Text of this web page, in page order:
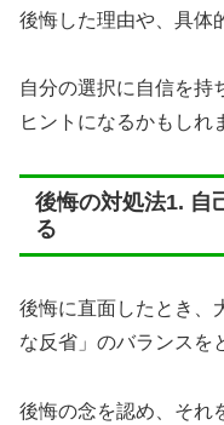
後悔した理由や、具体
自分の選択に自信を持
ヒントになるかもしれ
後悔の対処法1. 自
る
後悔に直面したとき、
な反省」のバランスを
後悔の念を認め、それ